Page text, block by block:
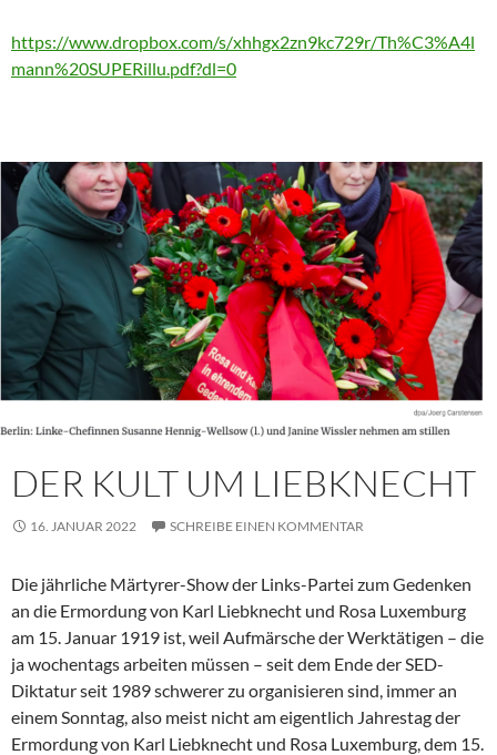
https://www.dropbox.com/s/xhhgx2zn9kc729r/Th%C3%A4l
mann%20SUPERillu.pdf?dl=0
DER KULT UM LIEBKNECHT
16. JANUAR 2022 SCHREIBE EINEN KOMMENTAR
Die jährliche Märtyrer-Show der Links-Partei zum Gedenken
an die Ermordung von Karl Liebknecht und Rosa Luxemburg
am 15. Januar 1919 ist, weil Aufmärsche der Werktätigen – die
ja wochentags arbeiten müssen – seit dem Ende der SED-
Diktatur seit 1989 schwerer zu organisieren sind, immer an
einem Sonntag, also meist nicht am eigentlich Jahrestag der
Ermordung von Karl Liebknecht und Rosa Luxemburg, dem 15.